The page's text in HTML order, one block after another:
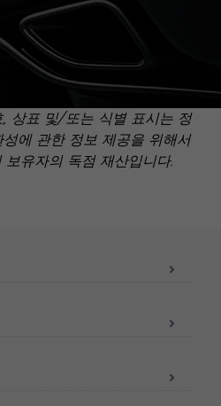
상표 및/또는 식별 표시는 정
에 관한 정보 제공을 위해서
보유자의 독점 재산입니다.